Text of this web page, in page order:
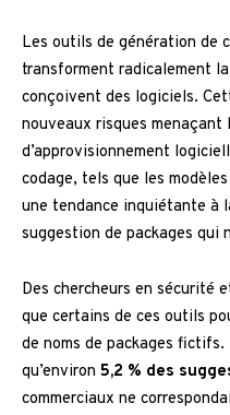
Les outils de génération de
transforment radicalement
conçoivent des logiciels.
nouveaux risques menaçant
d’approvisionnement
codage, tels que les
une tendance inquiétante à
suggestion de packages qui
Des chercheurs en sécurité
que certains de ces outils
de noms de packages
qu’environ 5,2 % des
commerciaux ne